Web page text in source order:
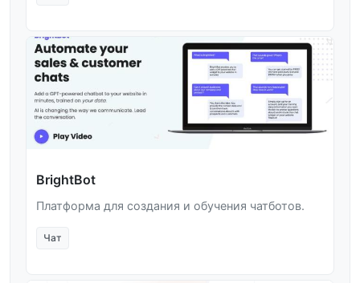
BrightBot
Платформа для создания и обучения чатботов.
Чат